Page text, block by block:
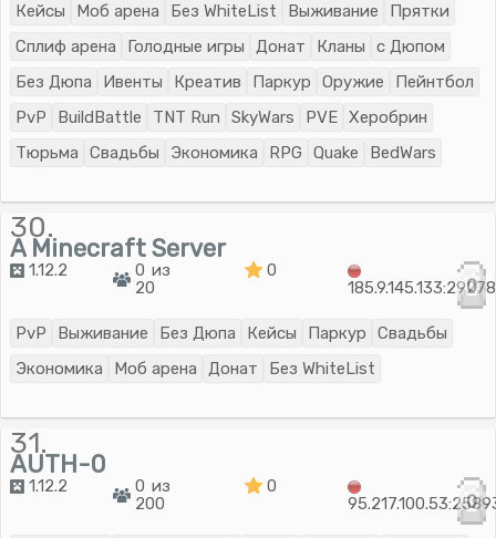
Кейсы Моб арена Без WhiteList Выживание
Прятки
Сплиф арена
Голодные игры Донат Кланы
с Дюпом
Без Дюпа
Ивенты Креатив Паркур Оружие
Пейнтбол
PvP
BuildBattle TNT Run SkyWars PVE Херобрин
Тюрьма
Свадьбы Экономика RPG Quake BedWars
30.
A Minecraft Server
1.12.2
0 из
20
0
185.9.145.133:29278
0
PvP Выживание Без Дюпа Кейсы Паркур
Свадьбы
Экономика
Моб арена Донат Без WhiteList
31.
AUTH-0
1.12.2
0 из
200
0
0